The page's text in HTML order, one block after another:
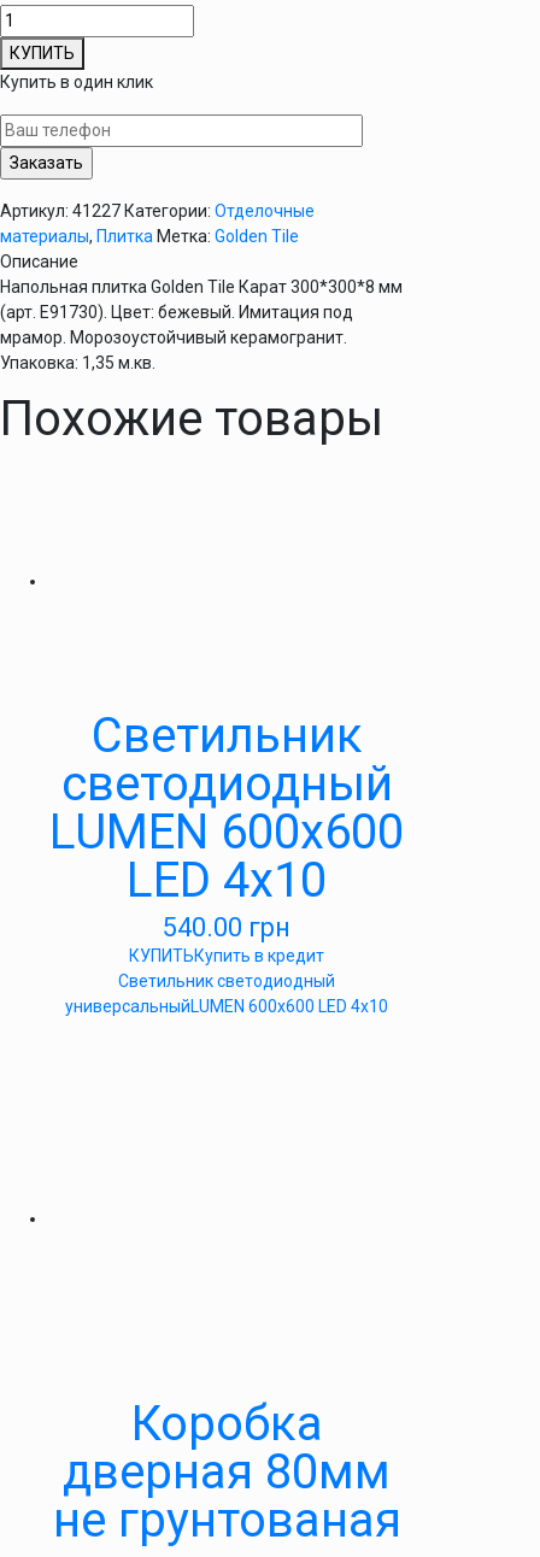
КУПИТЬ
Купить в один клик
Артикул: 41227 Категории: Отделочные
материалы, Плитка Метка: Golden Tile
Описание
Напольная плитка Golden Tile Карат 300*300*8 мм
(арт. Е91730). Цвет: бежевый. Имитация под
мрамор. Морозоустойчивый керамогранит.
Упаковка: 1,35 м.кв.
Похожие товары
Светильник
светодиодный
LUMEN 600х600
LED 4х10
540.00 грн
КУПИТЬКупить в кредит
Светильник светодиодный
универсальныйLUMEN 600х600 LED 4х10
Коробка
дверная 80мм
не грунтованая